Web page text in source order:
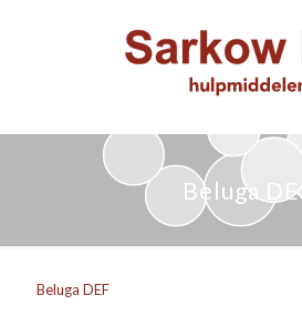
Beluga DEF
Beluga DEF